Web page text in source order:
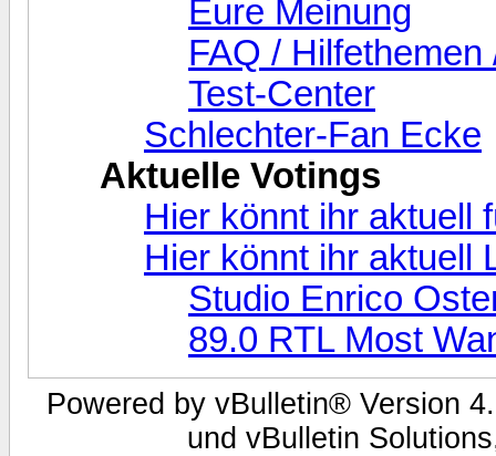
Eure Meinung
FAQ /
Test-Center
Schlechter-Fan Ecke
Aktuelle Votings
Hier könnt ihr aktuell
Hier könnt ihr aktuell
Studio Enrico
89.0 RTL Most
Powered by vBulletin® Version
und vBulletin